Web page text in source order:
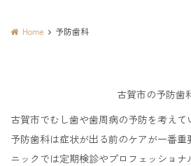
Home 予防歯科
古賀市の予防歯
古賀市でむし歯や歯周病の予防を考えて
予防歯科は症状が出る前のケアが一番重
ニックでは定期検診やプロフェッショナ